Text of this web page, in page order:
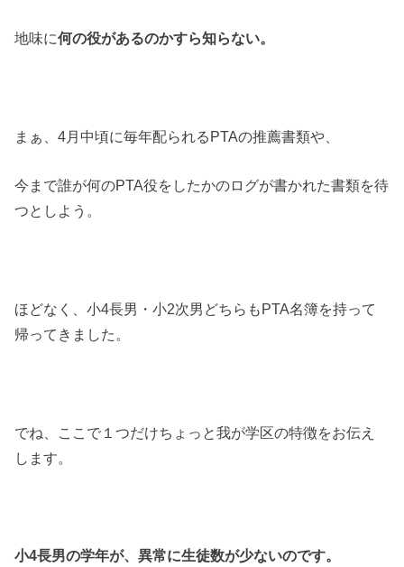
地味に何の役があるのかすら知らない。
まぁ、4月中頃に毎年配られるPTAの推薦書類や、
今まで誰が何のPTA役をしたかのログが書かれた書類を待
つとしよう。
ほどなく、小4長男・小2次男どちらもPTA名簿を持って
帰ってきました。
でね、ここで１つだけちょっと我が学区の特徴をお伝え
します。
小4長男の学年が、異常に生徒数が少ないのです。